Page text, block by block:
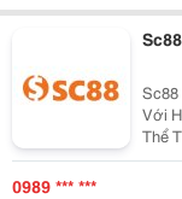
Sc88
Với
Thể
Giúp
Ổn
0989 *** ***